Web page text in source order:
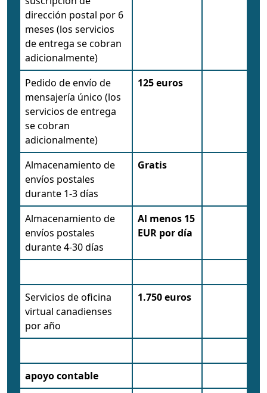
dirección postal por 6
meses (los servicios
de entrega se cobran
adicionalmente)
Pedido de envío de
mensajería único (los
servicios de entrega
se cobran
adicionalmente)
125 euros
Almacenamiento de
envíos postales
durante 1-3 días
Gratis
Almacenamiento de
envíos postales
durante 4-30 días
Al menos 15
EUR por día
Servicios de oficina
virtual canadienses
por año
1.750 euros
apoyo contable